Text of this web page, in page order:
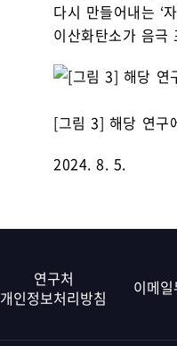
다시 만들어내는 ‘
이산화탄소가 음
[그림 3] 해당 연구
2024. 8. 5.
연구처
개인정보처리방침
이메